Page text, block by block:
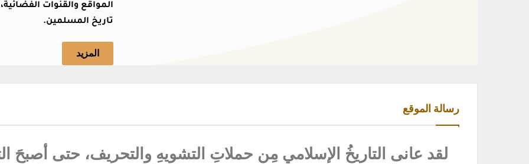
المواقع والقنوات
تاريخ المسلمين.
المزيد
رسالة الموقع
لقد عانى التاريخُ الإسلامي مِن حملاتِ التشويهِ والتحريف، حتى أصبحَ